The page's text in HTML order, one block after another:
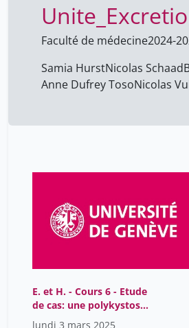
Faculté de médecine2024-
Samia HurstNicolas Schaad
Anne Dufrey TosoNicolas
E. et H. - Cours 6 - Etude
de cas: une polykystose
peut en cacher une autre
lundi 3 mars 2025